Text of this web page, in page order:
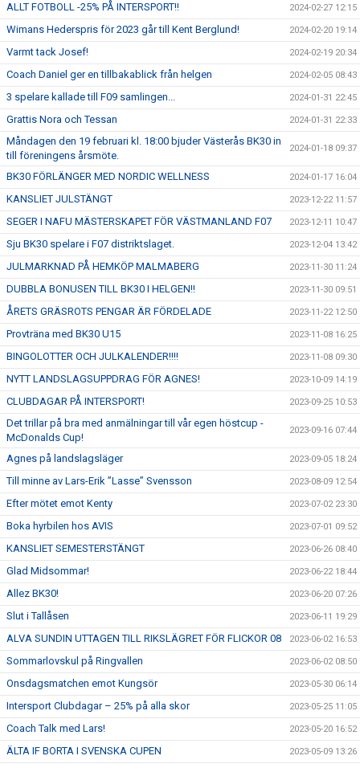
ALLT FOTBOLL -25% PÅ INTERSPORT!! 2024-02-27 12:15
Wimans Hederspris för 2023 går till Kent Berglund! 2024-02-20 19:14
Varmt tack Josef! 2024-02-19 20:34
Coach Daniel ger en tillbakablick från helgen 2024-02-05 08:43
3 spelare kallade till F09 samlingen... 2024-01-31 22:45
Grattis Nora och Tessan 2024-01-31 22:33
Måndagen den 19 februari kl. 18:00 bjuder Västerås BK30 in
till föreningens årsmöte.
2024-01-18 09:37
BK30 FÖRLÄNGER MED NORDIC WELLNESS 2024-01-17 16:04
KANSLIET JULSTÄNGT 2023-12-22 11:57
SEGER I NAFU MÄSTERSKAPET FÖR VÄSTMANLAND F07 2023-12-11 10:47
Sju BK30 spelare i F07 distriktslaget. 2023-12-04 13:42
JULMARKNAD PÅ HEMKÖP MALMABERG 2023-11-30 11:24
DUBBLA BONUSEN TILL BK30 I HELGEN!! 2023-11-30 09:51
ÅRETS GRÄSROTS PENGAR ÄR FÖRDELADE 2023-11-22 12:50
Provträna med BK30 U15 2023-11-08 16:25
BINGOLOTTER OCH JULKALENDER!!!! 2023-11-08 09:30
NYTT LANDSLAGSUPPDRAG FÖR AGNES! 2023-10-09 14:19
CLUBDAGAR PÅ INTERSPORT! 2023-09-25 10:53
Det trillar på bra med anmälningar till vår egen höstcup -
McDonalds Cup!
2023-09-16 07:44
Agnes på landslagsläger 2023-09-05 18:24
Till minne av Lars-Erik ”Lasse” Svensson 2023-08-09 12:54
Efter mötet emot Kenty 2023-07-02 23:30
Boka hyrbilen hos AVIS 2023-07-01 09:52
KANSLIET SEMESTERSTÄNGT 2023-06-26 08:40
Glad Midsommar! 2023-06-22 18:44
Allez BK30! 2023-06-20 07:26
Slut i Tallåsen 2023-06-11 19:29
ALVA SUNDIN UTTAGEN TILL RIKSLÄGRET FÖR FLICKOR 08 2023-06-02 16:53
Sommarlovskul på Ringvallen 2023-06-02 08:50
Onsdagsmatchen emot Kungsör 2023-05-30 06:14
Intersport Clubdagar – 25% på alla skor 2023-05-25 11:05
Coach Talk med Lars! 2023-05-20 16:52
ÄLTA IF BORTA I SVENSKA CUPEN 2023-05-09 13:26